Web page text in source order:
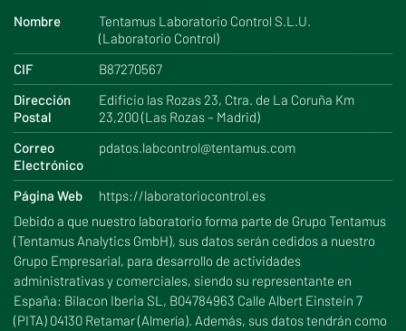
Nombre
Tentamus Laboratorio Control S.L.U.
(Laboratorio Control)
CIF
B87270567
Dirección
Postal
Edificio las Rozas 23, Ctra. de La Coruña Km
23,200 (Las Rozas – Madrid)
Correo
Electrónico
pdatos.labcontrol@tentamus.com
Página Web
https://laboratoriocontrol.es
Debido a que nuestro laboratorio forma parte de Grupo Tentamus
(Tentamus Analytics GmbH), sus datos serán cedidos a nuestro
Grupo Empresarial, para desarrollo de actividades
administrativas y comerciales, siendo su representante en
España: Bilacon Iberia SL, B04784963 Calle Albert Einstein 7
(PITA) 04130 Retamar (Almería). Además, sus datos tendrán como